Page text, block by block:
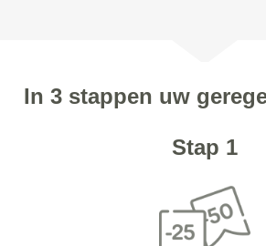
In 3 stappen uw
Stap 1